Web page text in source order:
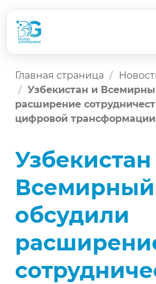
Главная страница
Узбекистан и
расширение
цифровой трансформации
Узбекистан
обсудили